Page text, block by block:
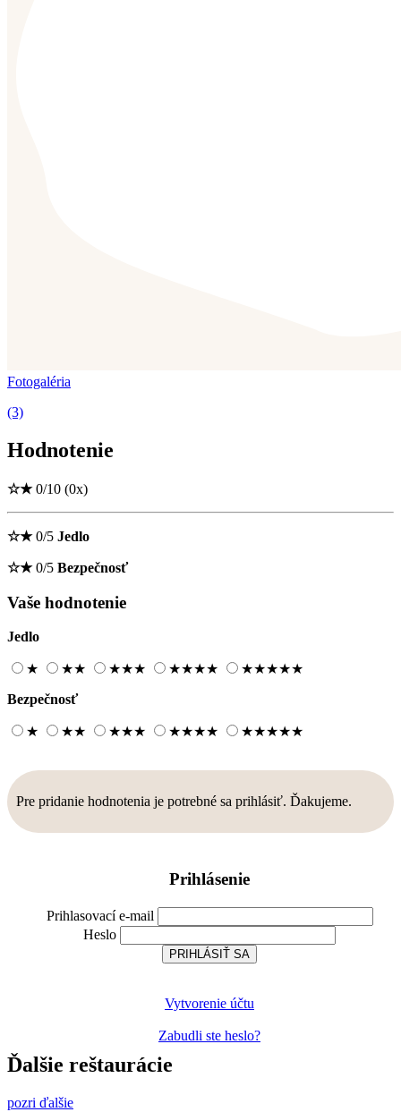
Fotogaléria
(3)
Hodnotenie
☆★0/10 (0x)
☆★0/5 Jedlo
☆★0/5 Bezpečnosť
Vaše hodnotenie
Jedlo
★ ★★ ★★★ ★★★★ ★★★★★
Bezpečnosť
★ ★★ ★★★ ★★★★ ★★★★★
Pre pridanie hodnotenia je potrebné sa prihlásiť. Ďakujeme.
Prihlásenie
Prihlasovací e-mail
Heslo
Vytvorenie účtu
Zabudli ste heslo?
Ďalšie reštaurácie
pozri ďalšie